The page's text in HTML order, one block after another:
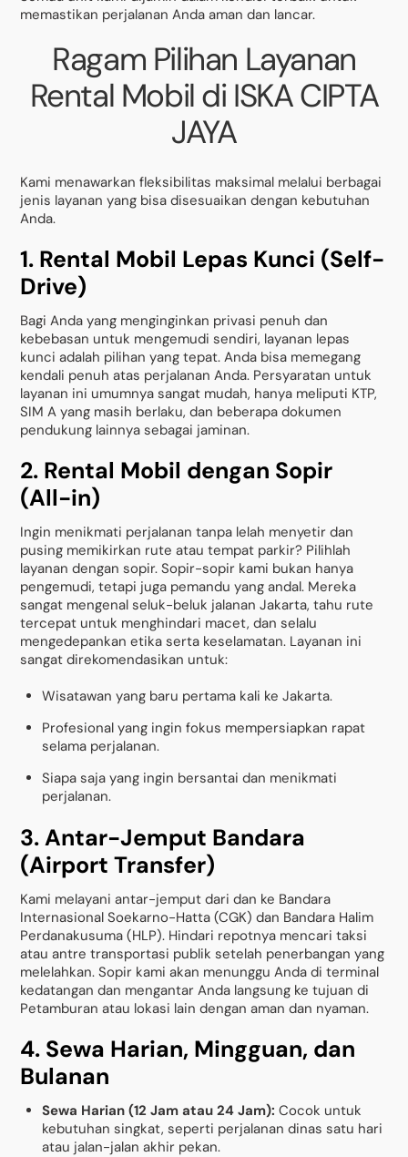
memastikan perjalanan Anda aman dan lancar.
Ragam Pilihan Layanan
Rental Mobil di ISKA CIPTA
JAYA
Kami menawarkan fleksibilitas maksimal melalui berbagai
jenis layanan yang bisa disesuaikan dengan kebutuhan
Anda.
1. Rental Mobil Lepas Kunci (Self-
Drive)
Bagi Anda yang menginginkan privasi penuh dan
kebebasan untuk mengemudi sendiri, layanan lepas
kunci adalah pilihan yang tepat. Anda bisa memegang
kendali penuh atas perjalanan Anda. Persyaratan untuk
layanan ini umumnya sangat mudah, hanya meliputi KTP,
SIM A yang masih berlaku, dan beberapa dokumen
pendukung lainnya sebagai jaminan.
2. Rental Mobil dengan Sopir
(All-in)
Ingin menikmati perjalanan tanpa lelah menyetir dan
pusing memikirkan rute atau tempat parkir? Pilihlah
layanan dengan sopir. Sopir-sopir kami bukan hanya
pengemudi, tetapi juga pemandu yang andal. Mereka
sangat mengenal seluk-beluk jalanan Jakarta, tahu rute
tercepat untuk menghindari macet, dan selalu
mengedepankan etika serta keselamatan. Layanan ini
sangat direkomendasikan untuk:
Wisatawan yang baru pertama kali ke Jakarta.
Profesional yang ingin fokus mempersiapkan rapat
selama perjalanan.
Siapa saja yang ingin bersantai dan menikmati
perjalanan.
3. Antar-Jemput Bandara
(Airport Transfer)
Kami melayani antar-jemput dari dan ke Bandara
Internasional Soekarno-Hatta (CGK) dan Bandara Halim
Perdanakusuma (HLP). Hindari repotnya mencari taksi
atau antre transportasi publik setelah penerbangan yang
melelahkan. Sopir kami akan menunggu Anda di terminal
kedatangan dan mengantar Anda langsung ke tujuan di
Petamburan atau lokasi lain dengan aman dan nyaman.
4. Sewa Harian, Mingguan, dan
Bulanan
Sewa Harian (12 Jam atau 24 Jam): Cocok untuk
kebutuhan singkat, seperti perjalanan dinas satu hari
atau jalan-jalan akhir pekan.